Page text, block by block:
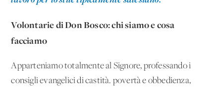
Volontarie di Don Bosco: chi siamo e cosa
facciamo
Apparteniamo totalmente al Signore, professando i
consigli evangelici di castità. povertà e obbedienza,